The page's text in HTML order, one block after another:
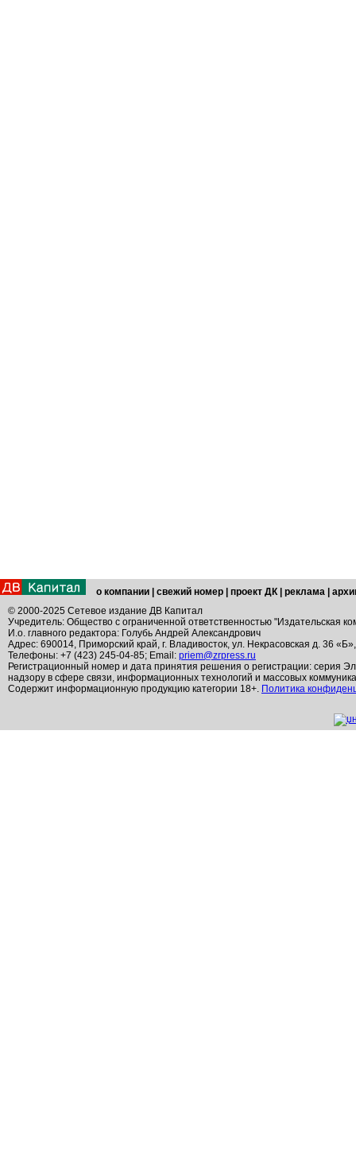
о компании свежий номер проект ДК реклама
© 2000-2025 Сетевое издание ДВ Капитал
Учредитель: Общество с ограниченной ответственностью "Издательская
И.о. главного редактора: Голубь Андрей Александрович
Адрес: 690014, Приморский край, г. Владивосток, ул. Некрасовская д. 36
Телефоны: +7 (423) 245-04-85; Email: priem@zrpress.ru
Регистрационный номер и дата принятия решения о регистрации: серия
надзору в сфере связи, информационных технологий и массовых
Содержит информационную продукцию категории 18+. Политика